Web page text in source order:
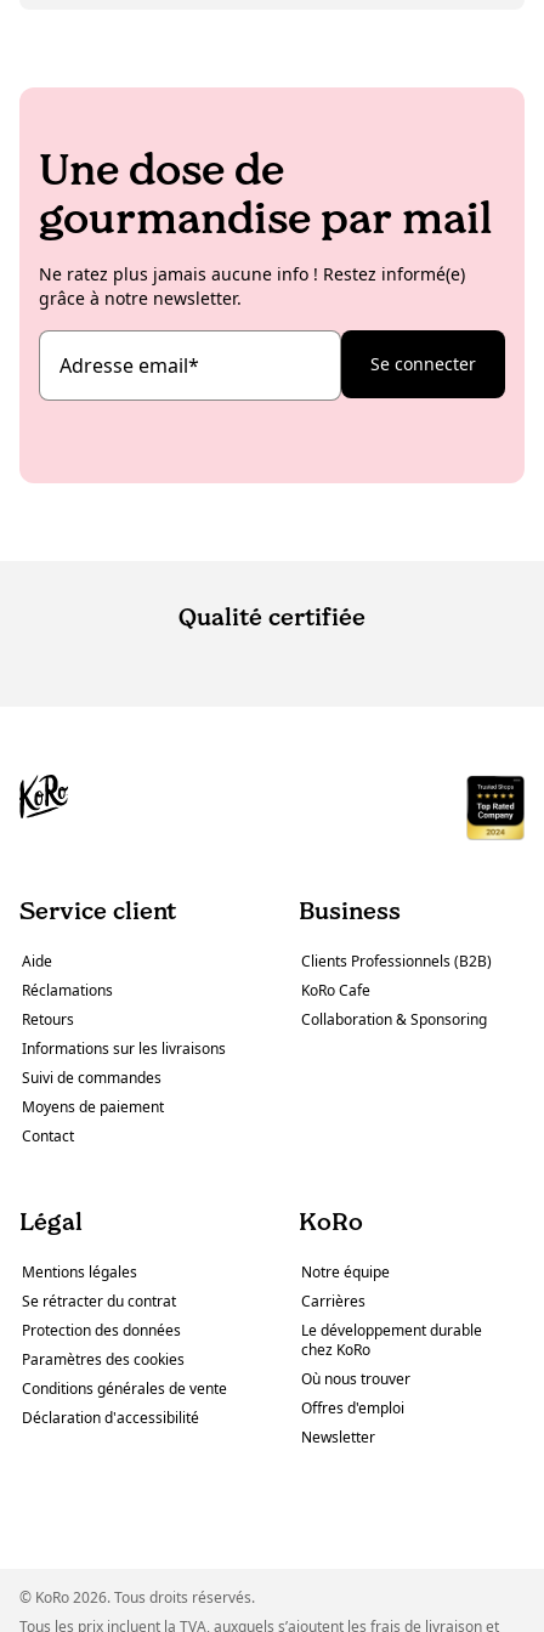
Une dose de
gourmandise par mail
Ne ratez plus jamais aucune info ! Restez informé(e)
grâce à notre newsletter.
Adresse email* Se connecter
Qualité certifiée
Service client
Aide
Réclamations
Retours
Informations sur les livraisons
Suivi de commandes
Moyens de paiement
Contact
Business
Clients Professionnels (B2B)
KoRo Cafe
Collaboration & Sponsoring
Légal
Mentions légales
Se rétracter du contrat
Protection des données
Paramètres des cookies
Conditions générales de vente
Déclaration d'accessibilité
KoRo
Notre équipe
Carrières
Le développement durable
chez KoRo
Où nous trouver
Offres d'emploi
Newsletter
© KoRo 2026. Tous droits réservés.
Tous les prix incluent la TVA, auxquels s’ajoutent les frais de livraison et